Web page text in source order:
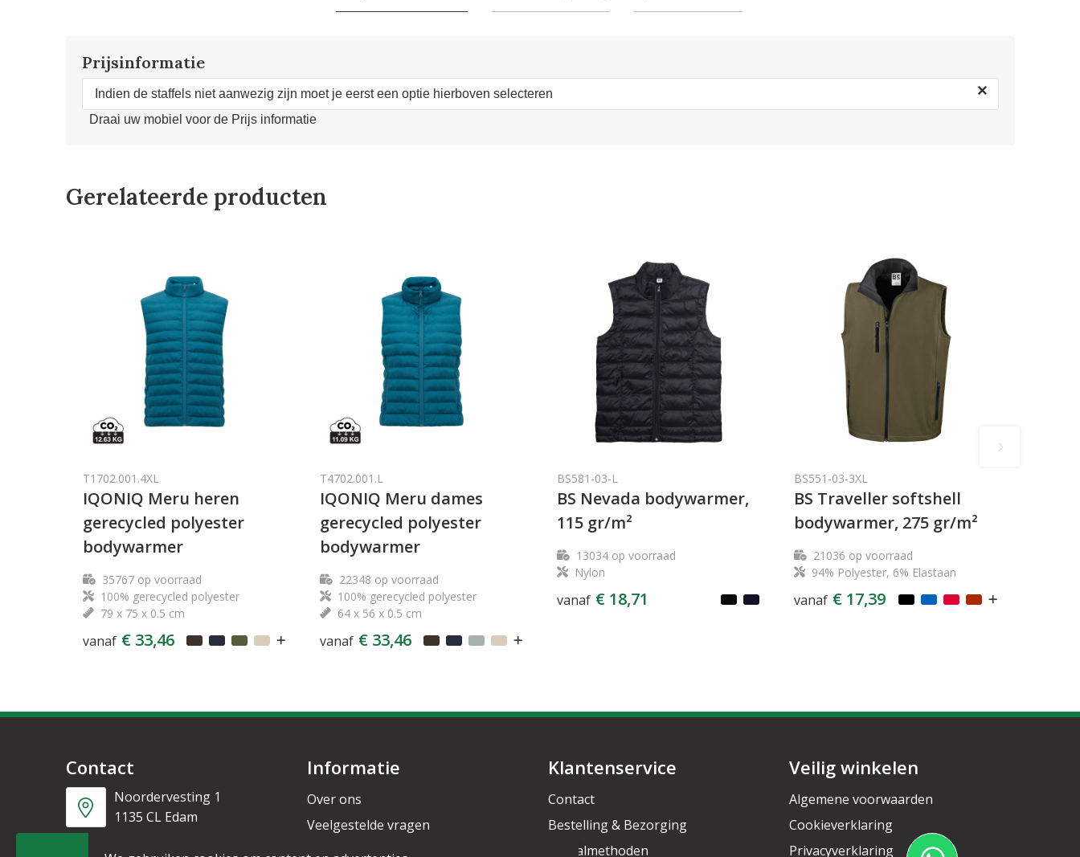
Prijsinformatie
Indien de staffels niet aanwezig zijn moet je eerst een optie hierboven selecteren ×
Draai uw mobiel voor de Prijs informatie
Gerelateerde producten
T1702.001.4XL
IQONIQ Meru heren
gerecycled polyester
bodywarmer
35767op voorraad
100% gerecycled polyester
79 x 75 x 0.5 cm
vanaf € 33,46
T4702.001.L
IQONIQ Meru dames
gerecycled polyester
bodywarmer
22348 op voorraad
100% gerecycled polyester
64 x 56 x 0.5 cm
vanaf € 33,46
BS581-03-L
BS Nevada bodywarmer,
115 gr/m²
13034 op voorraad
Nylon
vanaf € 18,71
BS551-03-3XL
BS Traveller softshell
bodywarmer, 275 gr/m²
21036 op voorraad
94% Polyester, 6% Elastaan
vanaf € 17,39
Contact
Noordervesting 1
1135 CL Edam
Informatie
Over ons
Veelgestelde vragen
Nieuwsbrief
Klantenservice
Contact
Bestelling & Bezorging
Betaalmethoden
Veilig winkelen
Algemene voorwaarden
Cookieverklaring
Privacyverklaring